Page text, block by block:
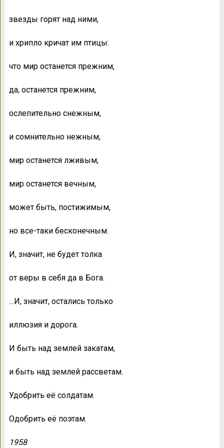
звезды горят над ними,
и хрипло кричат им птицы:
что мир останется прежним,
да, останется прежним,
ослепительно снежным,
и сомнительно нежным,
мир останется лживым,
мир останется вечным,
может быть, постижимым,
но все-таки бесконечным.
И, значит, не будет толка
от веры в себя да в Бога.
…И, значит, остались только
иллюзия и дорога.
И быть над землей закатам,
и быть над землей рассветам.
Удобрить её солдатам.
Одобрить её поэтам.
1958